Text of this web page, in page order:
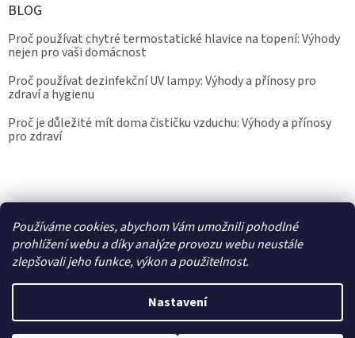
Používáme cookies, abychom Vám umožnili pohodlné
prohlížení webu a díky analýze provozu webu neustále
zlepšovali jeho funkce, výkon a použitelnost.
Nastavení
BLOG
Proč používat chytré termostatické hlavice na topení: Výhody
nejen pro vaši domácnost
Proč používat dezinfekční UV lampy: Výhody a přínosy pro
zdraví a hygienu
Proč je důležité mít doma čističku vzduchu: Výhody a přínosy
pro zdraví